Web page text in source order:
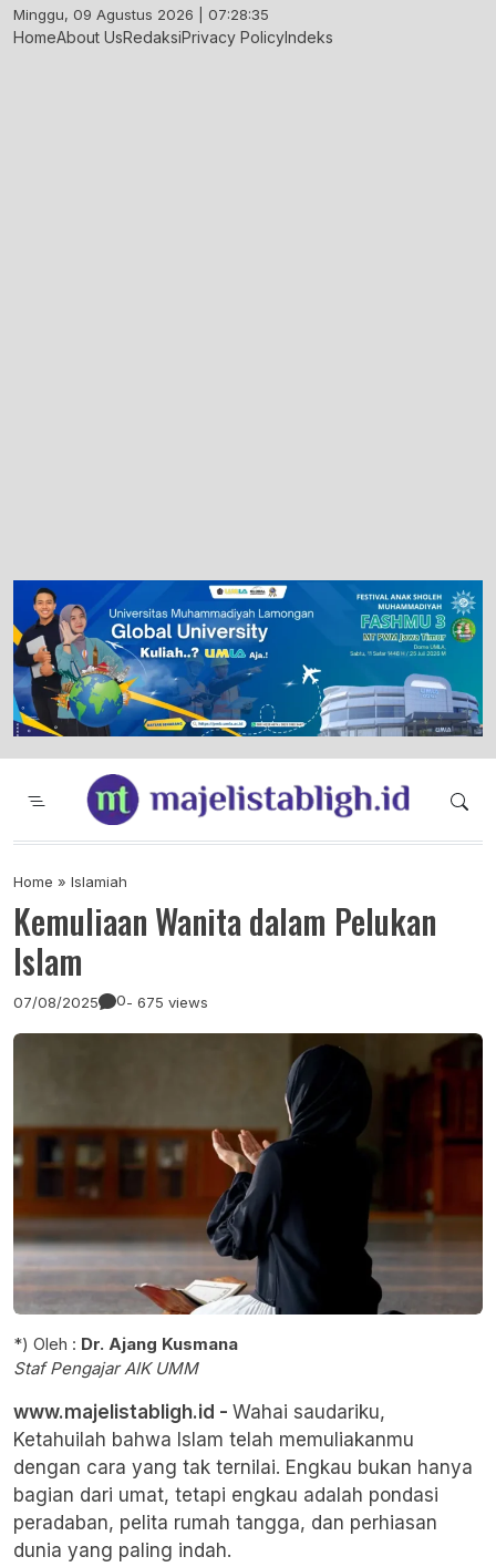
Skip
to
Minggu, 09 Agustus 2026 | 07:28:36
HomeAbout UsRedaksiPrivacy PolicyIndeks
Majelis Tabligh Muhammadiyah
Syiar Dakwah Islam Berkemajuan dan
Home » Islamiah
Kemuliaan Wanita dalam Pelukan
Islam
07/08/2025 0- 675 views
*) Oleh : Dr. Ajang Kusmana
Staf Pengajar AIK UMM
www.majelistabligh.id - Wahai saudariku,
Ketahuilah bahwa Islam telah memuliakanmu
dengan cara yang tak ternilai. Engkau bukan hanya
bagian dari umat, tetapi engkau adalah pondasi
peradaban, pelita rumah tangga, dan perhiasan
dunia yang paling indah.